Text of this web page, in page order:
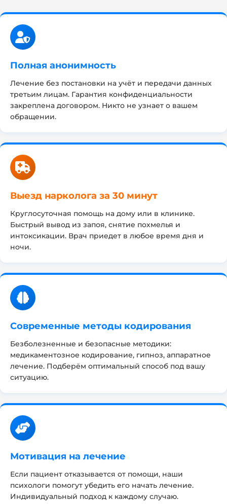
Полная анонимность
Лечение без постановки на учёт и передачи данных
третьим лицам. Гарантия конфиденциальности
закреплена договором. Никто не узнает о вашем
обращении.
Выезд нарколога за 30 минут
Круглосуточная помощь на дому или в клинике.
Быстрый вывод из запоя, снятие похмелья и
интоксикации. Врач приедет в любое время дня и
ночи.
Современные методы кодирования
Безболезненные и безопасные методики:
медикаментозное кодирование, гипноз, аппаратное
лечение. Подберём оптимальный способ под вашу
ситуацию.
Мотивация на лечение
Если пациент отказывается от помощи, наши
психологи помогут убедить его начать лечение.
Индивидуальный подход к каждому случаю.